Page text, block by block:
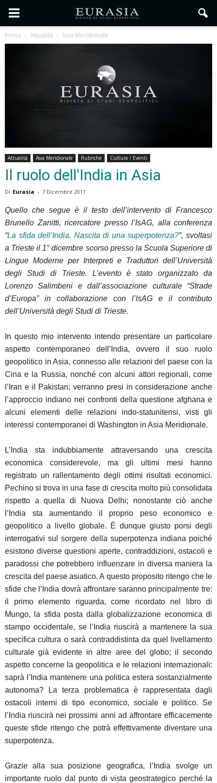
Prima Attualità Asia Meridionale
Attualità Asia Meridionale Rubriche Cultura / Eventi
Il ruolo dell'India in Asia
Di Eurasia - 7 Dicembre 2011
Quello che segue è il testo dell’intervento di Francesco
Brunello Zanitti, ricercatore presso l’IsAG, alla conferenza
“La sfida dell’India. Nascita di una superpotenza?”, svoltasi
a Trieste il 1° dicembre scorso presso la Scuola Superiore di
Lingue Moderne per Interpreti e Traduttori dell’Università
degli Studi di Trieste. L’evento è stato organizzato da
Lorenzo Salimbeni e dall’associazione culturale “Strade
d’Europa” in collaborazione con l’IsAG e il contributo
dell’Università degli Studi di Trieste.
In questo mio intervento intendo presentare un particolare
aspetto contemporaneo dell’India, ovvero il suo ruolo
geopolitico in Asia, connesso alle relazioni del paese con la
Cina e la Russia, nonché con alcuni attori regionali, come
l’Iran e il Pakistan; verranno presi in considerazione anche
l’approccio indiano nei confronti della questione afghana e
alcuni elementi delle relazioni indo-statunitensi, visti gli
interessi contemporanei di Washington in Asia Meridionale.
L’India sta indubbiamente attraversando una crescita
economica considerevole, ma gli ultimi mesi hanno
registrato un rallentamento degli ottimi risultati economici.
Pechino si trova in una fase di crescita molto più consolidata
rispetto a quella di Nuova Delhi; nonostante ciò anche
l’India sta aumentando il proprio peso economico e
geopolitico a livello globale.
È dunque giusto porsi degli
interrogativi sul sorgere della superpotenza indiana poiché
esistono diverse questioni aperte, contraddizioni, ostacoli e
paradossi che potrebbero influenzare in diversa maniera la
crescita del paese asiatico. A questo proposito ritengo che le
sfide che l’India dovrà affrontare saranno principalmente tre:
il primo elemento riguarda, come ricordato nel libro di
Mungo, la sfida posta dalla globalizzazione economica di
stampo occidentale, se l’India riuscirà a mantenere la sua
specifica cultura o sarà contraddistinta da quel livellamento
culturale già evidente in altre aree del globo; il secondo
aspetto concerne la geopolitica e le relazioni internazionali:
saprà l’India mantenere una politica estera sostanzialmente
autonoma? La terza problematica è rappresentata dagli
ostacoli interni di tipo economico, sociale e politico. Se
l’India riuscirà nei prossimi anni ad affrontare efficacemente
queste sfide ritengo che potrà effettivamente diventare una
superpotenza.
Grazie alla sua posizione geografica, l’India svolge un
importante ruolo dal punto di vista geostrategico perché la